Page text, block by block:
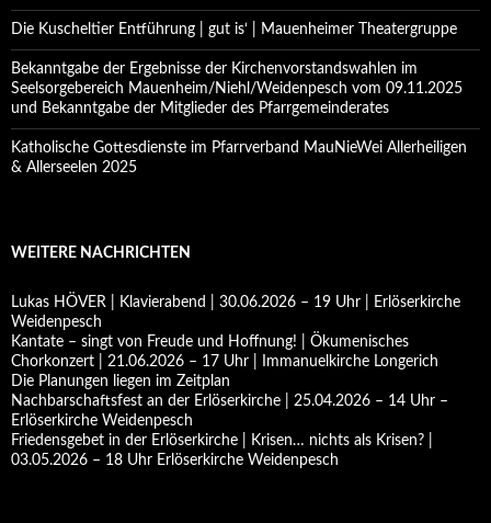
Die Kuscheltier Entführung | gut is‘ | Mauenheimer Theatergruppe
Bekanntgabe der Ergebnisse der Kirchenvorstandswahlen im
Seelsorgebereich Mauenheim/Niehl/Weidenpesch vom 09.11.2025
und Bekanntgabe der Mitglieder des Pfarrgemeinderates
Katholische Gottesdienste im Pfarrverband MauNieWei Allerheiligen
& Allerseelen 2025
WEITERE NACHRICHTEN
Lukas HÖVER | Klavierabend | 30.06.2026 – 19 Uhr | Erlöserkirche
Weidenpesch
Kantate – singt von Freude und Hoffnung! | Ökumenisches
Chorkonzert | 21.06.2026 – 17 Uhr | Immanuelkirche Longerich
Die Planungen liegen im Zeitplan
Nachbarschaftsfest an der Erlöserkirche | 25.04.2026 – 14 Uhr –
Erlöserkirche Weidenpesch
Friedensgebet in der Erlöserkirche | Krisen… nichts als Krisen? |
03.05.2026 – 18 Uhr Erlöserkirche Weidenpesch